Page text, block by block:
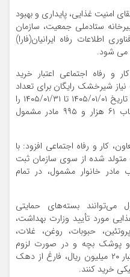
امنیت غذایی، پایداری و بهبود
ستادملی جمعیت، سازمان
اطلاعات رفاه ایرانیان(فارا)
می‌ شود.
و رفاه اجتماعی اعتبار خرید
شیرخشک رایگان برای تعداد
۶۳ هزار و ۳۰۵ کودک متولد شده از تاریخ ۱۴۰۵/۰۱/۰۱ تا ۱۴۰۵/۰۱/۳۱ را
در بستر کالابرگ الکترونیکی به حساب ۶۱ هزار و ۹۹۵ مادر مشمول
کار و رفاه اجتماعی افزود: با
متولد شده از سوی سازمان ثبت
مادر خانوار مشمول، در تمام
می‌توانند بسته‌های حمایتی
مورد تأیید وزارت بهداشت،
حبوبات، روغن، غلات،
پوشک بچه و در صورت لزوم
شیرخشک رایگان است، تا سقف اعتبار ۲۰ میلیون ریال، فارغ از دهک
خرید کنند.